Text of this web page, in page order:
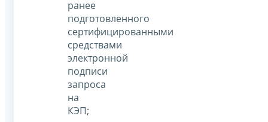
ранее
подготовленного
сертифицированными
средствами
электронной
подписи
запроса
на
КЭП;